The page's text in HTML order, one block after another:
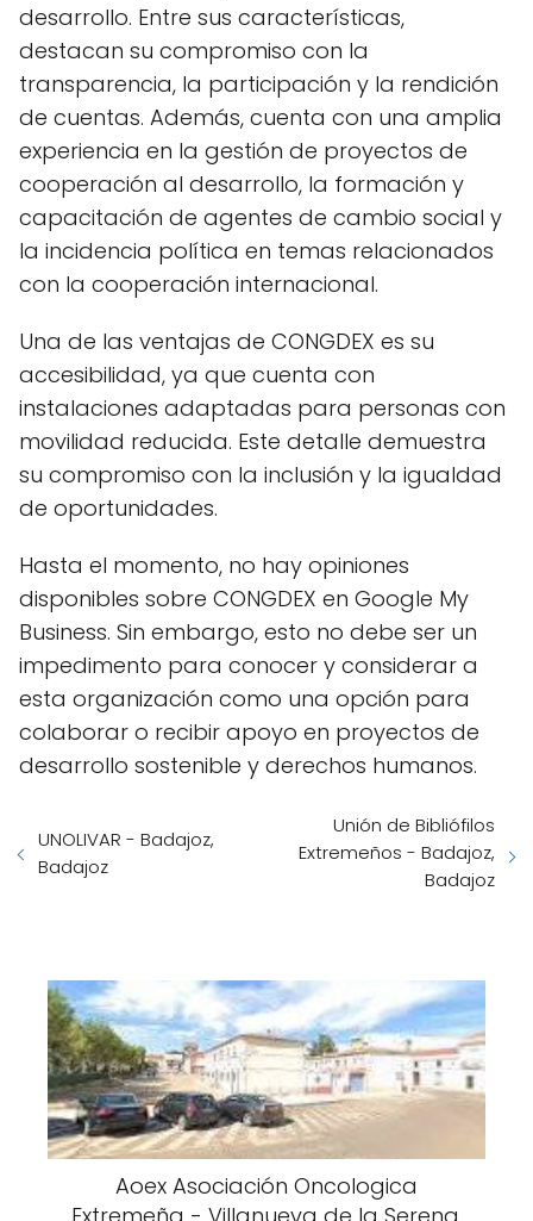
desarrollo. Entre sus características,
destacan su compromiso con la
transparencia, la participación y la rendición
de cuentas. Además, cuenta con una amplia
experiencia en la gestión de proyectos de
cooperación al desarrollo, la formación y
capacitación de agentes de cambio social y
la incidencia política en temas relacionados
con la cooperación internacional.
Una de las ventajas de CONGDEX es su
accesibilidad, ya que cuenta con
instalaciones adaptadas para personas con
movilidad reducida. Este detalle demuestra
su compromiso con la inclusión y la igualdad
de oportunidades.
Hasta el momento, no hay opiniones
disponibles sobre CONGDEX en Google My
Business. Sin embargo, esto no debe ser un
impedimento para conocer y considerar a
esta organización como una opción para
colaborar o recibir apoyo en proyectos de
desarrollo sostenible y derechos humanos.
UNOLIVAR - Badajoz,
Badajoz
Unión de Bibliófilos
Extremeños - Badajoz,
Badajoz
Aoex Asociación Oncologica